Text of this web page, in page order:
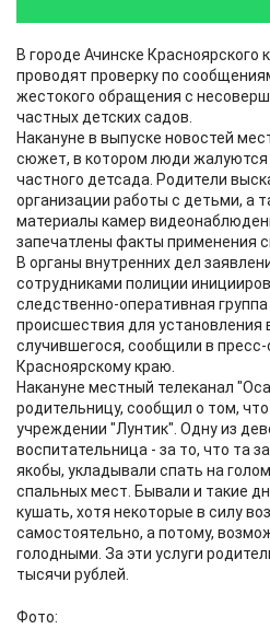
В городе Ачинске Красноярского
проводят проверку по
жестокого обращения с
частных детских садов.
Накануне в выпуске новостей
сюжет, в котором люди жалуются
частного детсада. Родители
организации работы с детьми, а
материалы камер
запечатлены факты применения
В органы внутренних дел
сотрудниками полиции
следственно-оперативная
происшествия для установления
случившегося, сообщили в
Красноярскому краю.
Накануне местный телеканал
родительницу, сообщил о том,
учреждении "Лунтик". Одну из
воспитательница - за то, что та
якобы, укладывали спать на
спальных мест. Бывали и такие
кушать, хотя некоторые в силу
самостоятельно, а потому,
голодными. За эти услуги
тысячи рублей.
Фото: